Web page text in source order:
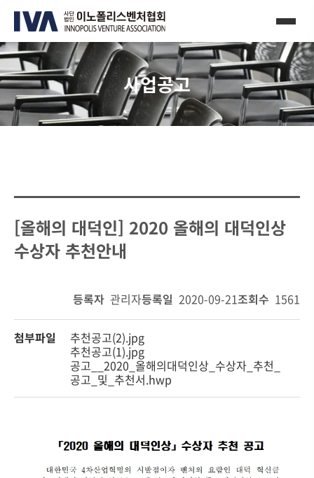
사업공고
[올해의 대덕인] 2020 올해의 대덕인상
수상자 추천안내
등록자 관리자등록일 2020-09-21조회수 1561
첨부파일
추천공고(2).jpg
추천공고(1).jpg
공고__2020_올해의대덕인상_수상자_추천_
공고_및_추천서.hwp